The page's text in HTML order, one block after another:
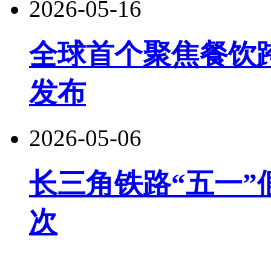
2026-05-16
全球首个聚焦餐饮
发布
2026-05-06
长三角铁路“五一”
次